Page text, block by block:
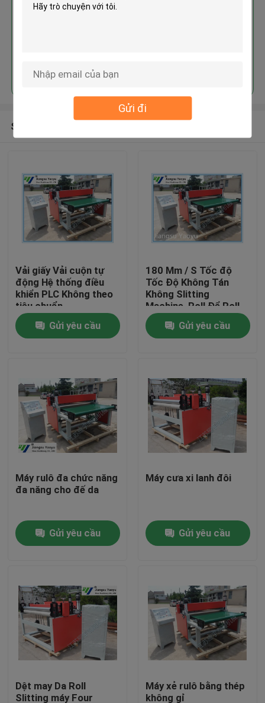
Gửi đi
Các sản phẩm
Về chúng tôi
Tham quan nhà máy
Liên hệ chúng tôi
Yêu cầu báo giá
Máy cắt thủy lực
Máy ép thủy lực báo chí
Máy cắt cánh tay thủy lực
Sản phẩm khuyến cáo
Vải giấy Vải cuộn tự
động Hệ thống điều
khiển PLC Không theo
tiêu chuẩn
Gửi yêu cầu
180 Mm / S Tốc độ
Tốc Độ Không Tán
Không Slitting
Machine, Roll Để Roll
Slitting Machine
Gửi yêu cầu
Máy rulô đa chức năng
đa năng cho đế da
Gửi yêu cầu
Máy cưa xi lanh đôi
Gửi yêu cầu
Dệt may Da Roll
Slitting máy Four
Máy xẻ rulô bằng thép
không gỉ